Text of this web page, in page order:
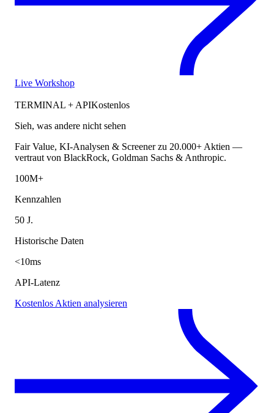
Live Workshop
TERMINAL + APIKostenlos
Sieh, was andere nicht sehen
Fair Value, KI-Analysen & Screener zu 20.000+ Aktien —
vertraut von BlackRock, Goldman Sachs & Anthropic.
100M+
Kennzahlen
50 J.
Historische Daten
<10ms
API-Latenz
Kostenlos Aktien analysieren